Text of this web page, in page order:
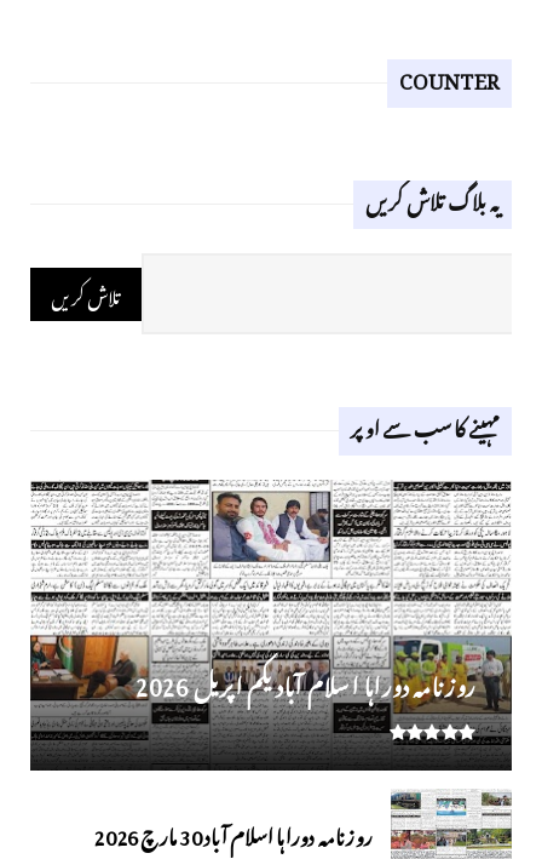
COUNTER
یہ بلاگ تلاش کریں
مہینے کا سب سے اوپر
روز نامہ دوراہا اسلام آباد یکم اپریل 2026
روزنامہ دوراہا اسلام آباد 30 مارچ 2026